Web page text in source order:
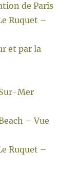
de Paris
Ruquet –
et par la
Mer
– Vue
Ruquet –